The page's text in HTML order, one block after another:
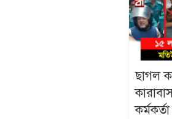
ছাগল